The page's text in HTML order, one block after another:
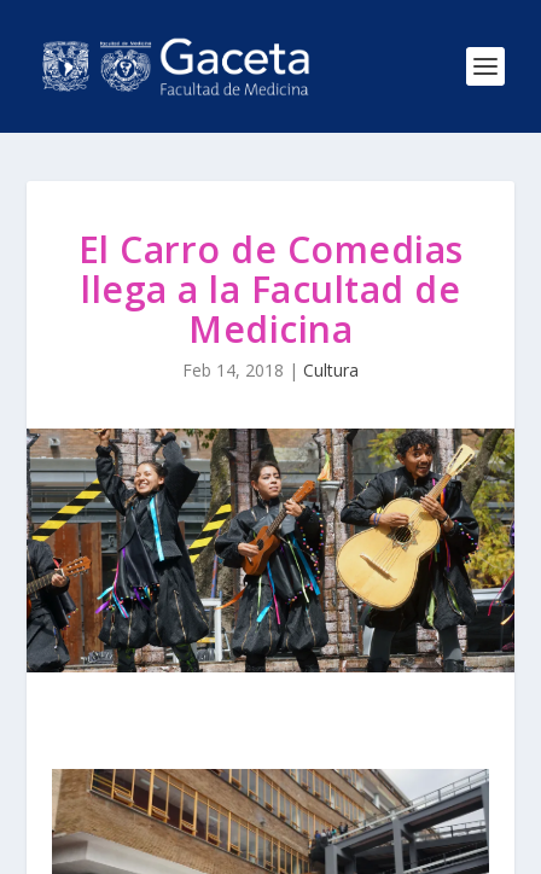
El Carro de Comedias
llega a la Facultad de
Medicina
Feb 14, 2018 | Cultura